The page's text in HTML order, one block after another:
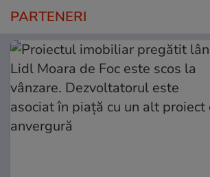
PARTENERI